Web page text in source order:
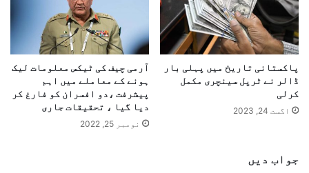
پاکستانی تاریخ میں پہلی بار
ڈالر نے ٹرپل سینچری مکمل
کرلی
اگست 24, 2023
آرمی چیف کی ٹیکس معلومات لیک
ہونے کے معاملے میں اہم
پیشرفت ،دو افسران کو فارغ کر
دیا گیا ، تحقیقات جاری
نومبر 25, 2022
جواب دیں